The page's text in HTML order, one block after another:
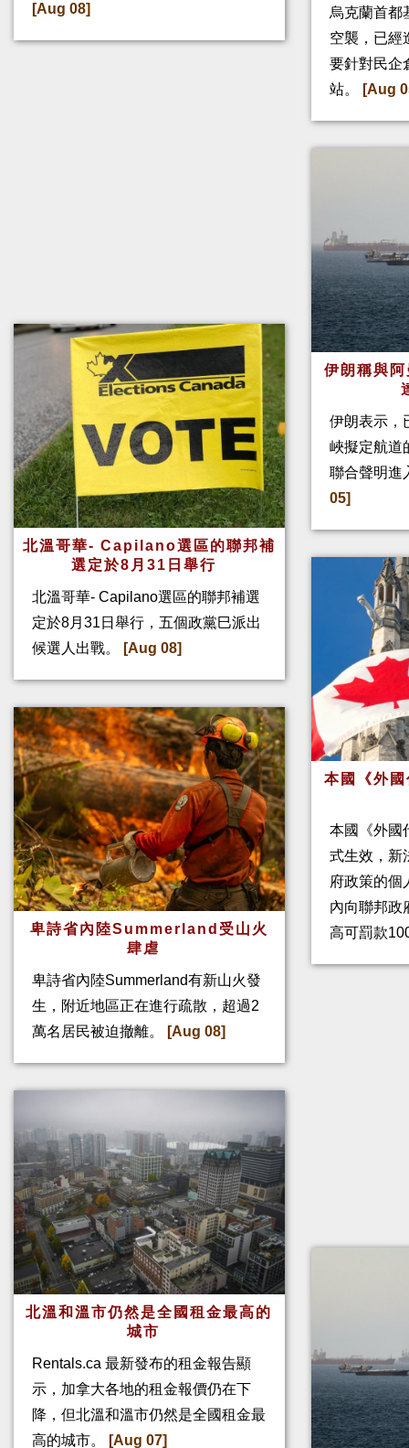
[Aug 08]
北溫哥華- Capilano選區的聯邦補
選定於8月31日舉行
北溫哥華- Capilano選區的聯邦補選
定於8月31日舉行，五個政黨巳派出
候選人出戰。
[Aug 08]
卑詩省內陸Summerland受山火
肆虐
卑詩省內陸Summerland有新山火發
生，附近地區正在進行疏散，超過2
萬名居民被迫撤離。
[Aug 08]
北溫和溫市仍然是全國租金最高的
城市
Rentals.ca 最新發布的租金報告顯
示，加拿大各地的租金報價仍在下
降，但北溫和溫市仍然是全國租金最
高的城市。
[Aug 07]
烏克蘭首都
空襲，已經
要針對民企
站。
[Aug
伊朗稱與
伊朗表示，
峽擬定航道
聯合聲明進
05]
本國《外
本國《外國
式生效，新
府政策的個
內向聯邦政
高可罰款